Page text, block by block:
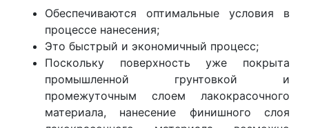
Обеспечиваются оптимальные условия в
процессе нанесения;
Это быстрый и экономичный процесс;
Поскольку поверхность уже покрыта
промышленной грунтовкой и
промежуточным слоем лакокрасочного
материала, нанесение финишного слоя